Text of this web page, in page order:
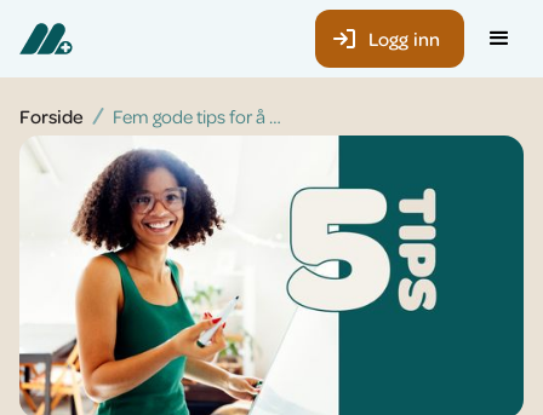
Logg inn
Forside Fem gode tips for å styrke det psykososiale arbeidsmiljøet i barnehagen!